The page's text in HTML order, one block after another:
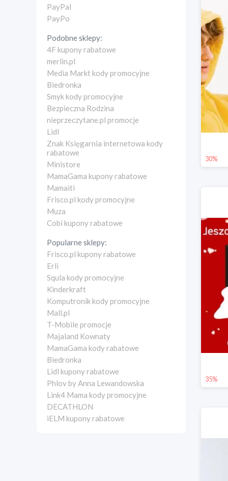
PayPal
PayPo
Podobne sklepy:
4F kupony rabatowe
merlin.pl
Media Markt kody promocyjne
Biedronka
Smyk kody promocyjne
Bezpieczna Rodzina
nieprzeczytane.pl promocje
Lidl
Znak Księgarnia internetowa kody
rabatowe
Ministore
MamaGama kupony rabatowe
Mamaiti
Frisco.pl kody promocyjne
Muza
Cobi kupony rabatowe
Popularne sklepy:
Frisco.pl kupony rabatowe
Erli
Squla kody promocyjne
Kinderkraft
Komputronik kody promocyjne
Mall.pl
T-Mobile promocje
Majaland Kownaty
MamaGama kody rabatowe
Biedronka
Lidl kupony rabatowe
Phlov by Anna Lewandowska
Link4 Mama kody promocyjne
DECATHLON
iELM kupony rabatowe
30%
35%